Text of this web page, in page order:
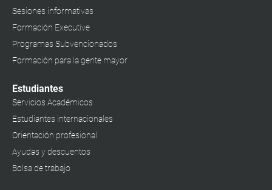
Sesiones informativas
Formación Executive
Programas Subvencionados
Formación para la gente mayor
Estudiantes
Servicios Académicos
Estudiantes internacionales
Orientación profesional
Ayudas y descuentos
Bolsa de trabajo